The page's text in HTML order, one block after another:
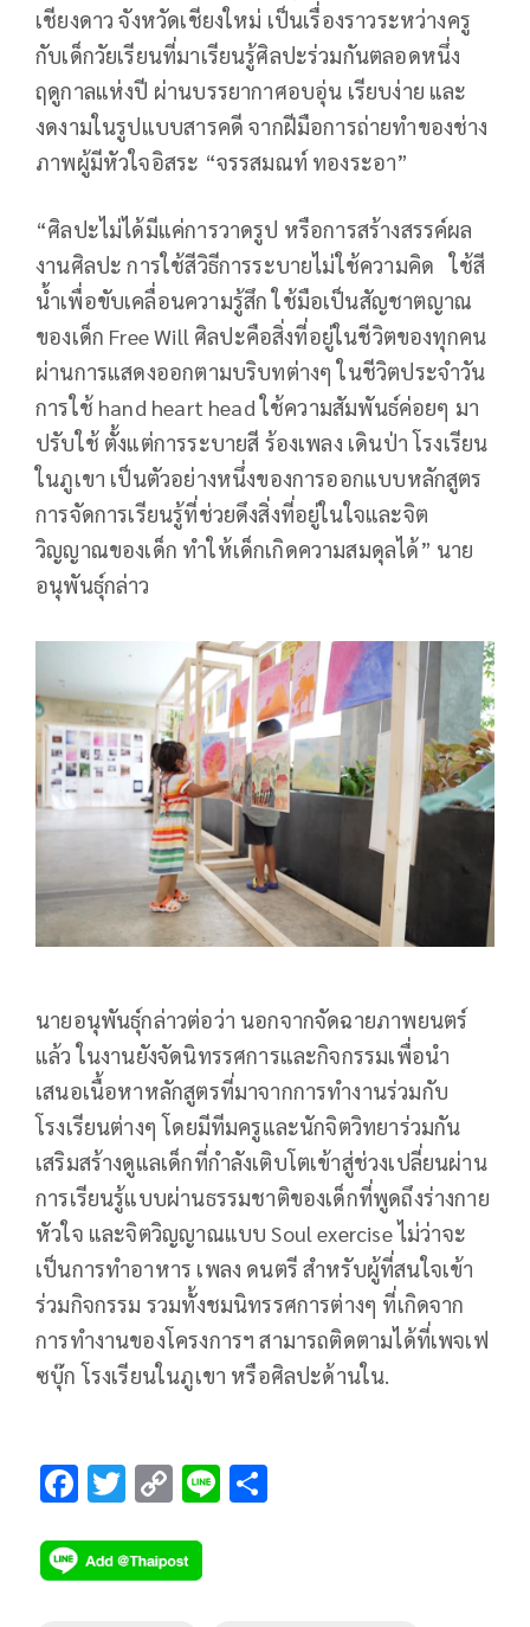
เชียงดาว จังหวัดเชียงใหม่ เป็นเรื่องราวระหว่างครู
กับเด็กวัยเรียนที่มาเรียนรู้ศิลปะร่วมกันตลอดหนึ่ง
ฤดูกาลแห่งปี ผ่านบรรยากาศอบอุ่น เรียบง่าย และ
งดงามในรูปแบบสารคดี จากฝีมือการถ่ายทำของช่าง
ภาพผู้มีหัวใจอิสระ “จรรสมณท์ ทองระอา”
“ศิลปะไม่ได้มีแค่การวาดรูป หรือการสร้างสรรค์ผล
งานศิลปะ การใช้สีวิธีการระบายไม่ใช้ความคิด ใช้สี
น้ำเพื่อขับเคลื่อนความรู้สึก ใช้มือเป็นสัญชาตญาณ
ของเด็ก Free Will ศิลปะคือสิ่งที่อยู่ในชีวิตของทุกคน
ผ่านการแสดงออกตามบริบทต่างๆ ในชีวิตประจำวัน
การใช้ hand heart head ใช้ความสัมพันธ์ค่อยๆ มา
ปรับใช้ ตั้งแต่การระบายสี ร้องเพลง เดินป่า โรงเรียน
ในภูเขา เป็นตัวอย่างหนึ่งของการออกแบบหลักสูตร
การจัดการเรียนรู้ที่ช่วยดึงสิ่งที่อยู่ในใจและจิต
วิญญาณของเด็ก ทำให้เด็กเกิดความสมดุลได้” นาย
อนุพันธุ์กล่าว
นายอนุพันธุ์กล่าวต่อว่า นอกจากจัดฉายภาพยนตร์
แล้ว ในงานยังจัดนิทรรศการและกิจกรรมเพื่อนำ
เสนอเนื้อหาหลักสูตรที่มาจากการทำงานร่วมกับ
โรงเรียนต่างๆ โดยมีทีมครูและนักจิตวิทยาร่วมกัน
เสริมสร้างดูแลเด็กที่กำลังเติบโตเข้าสู่ช่วงเปลี่ยนผ่าน
การเรียนรู้แบบผ่านธรรมชาติของเด็กที่พูดถึงร่างกาย
หัวใจ และจิตวิญญาณแบบ Soul exercise ไม่ว่าจะ
เป็นการทำอาหาร เพลง ดนตรี สำหรับผู้ที่สนใจเข้า
ร่วมกิจกรรม รวมทั้งชมนิทรรศการต่างๆ ที่เกิดจาก
การทำงานของโครงการฯ สามารถติดตามได้ที่เพจเฟ
ซบุ๊ก โรงเรียนในภูเขา หรือศิลปะด้านใน.
F
e
b
T
tt
er
C
p
y
Li